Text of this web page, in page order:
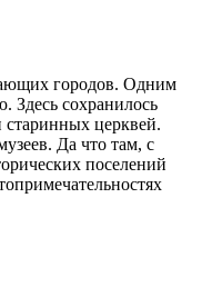
городов. Одним
Здесь сохранилось
старинных церквей.
Да что там, с
поселений